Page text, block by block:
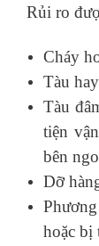
Rủi ro
Cháy
Tàu
Tàu
tiện
bên
Dỡ
hoặc bị